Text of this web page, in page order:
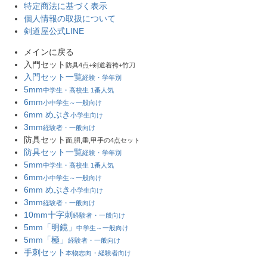
特定商法に基づく表示
個人情報の取扱について
剣道屋公式LINE
メインに戻る
入門セット 防具4点+剣道着袴+竹刀
入門セット一覧経験・学年別
5mm中学生・高校生 1番人気
6mm小中学生～一般向け
6mm めぶき 小学生向け
3mm経験者・一般向け
防具セット 面,胴,垂,甲手の4点セット
防具セット一覧経験・学年別
5mm中学生・高校生 1番人気
6mm小中学生～一般向け
6mm めぶき 小学生向け
3mm経験者・一般向け
10mm十字刺 経験者・一般向け
5mm「明鏡」 中学生～一般向け
5mm「極」 経験者・一般向け
手刺セット 本物志向・経験者向け